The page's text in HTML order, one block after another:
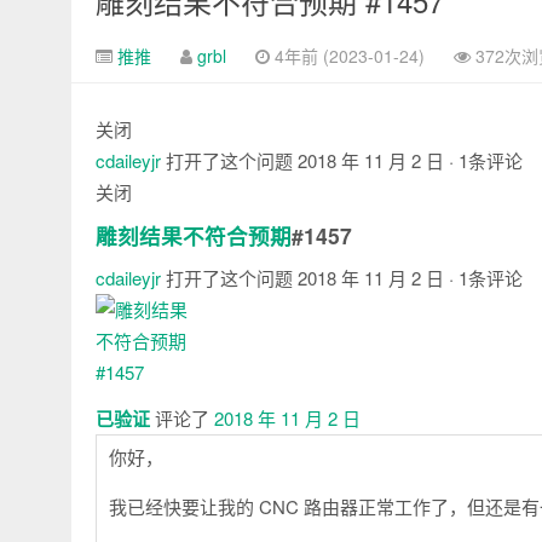
推推 grbl 4年前 (2023-01-24) 372次浏
关闭
cdaileyjr打开了这个问题2018 年 11 月 2 日 · 1条评论
关闭
雕刻结果不符合预期#1457
cdaileyjr打开了这个问题2018 年 11 月 2 日 · 1条评论
注
释
已验证评论了 2018 年 11 月 2 日
你好，
我已经快要让我的 CNC 路由器正常工作了，但还是有